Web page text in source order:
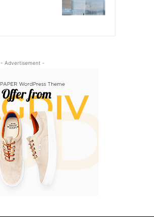
- Advertisement -